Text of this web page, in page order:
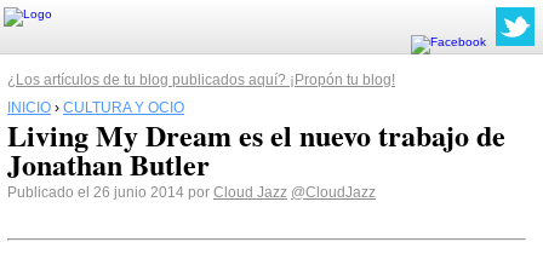
¿Los artículos de tu blog publicados aquí? ¡Propón tu blog!
INICIO › CULTURA Y OCIO
Living My Dream es el nuevo trabajo de
Jonathan Butler
Publicado el 26 junio 2014 por Cloud Jazz @CloudJazz